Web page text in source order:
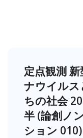
定点観測 新
ナウイルス
ちの社会
半 (論創ノ
ション 010)